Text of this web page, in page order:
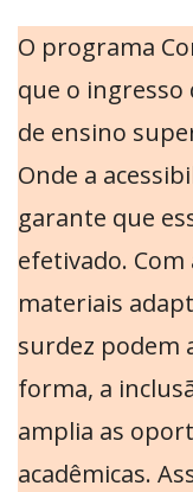
O programa
que o
de ensino
Onde a
garante que
efetivado.
materiais
surdez podem
forma, a
amplia as
acadêmicas.